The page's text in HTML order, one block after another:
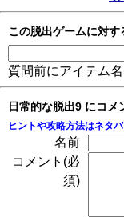
この脱出ゲームに対
質問前にアイテム
日常的な脱出9 にコメ
ヒントや攻略方法はネタ
名前
コメント(必
須)